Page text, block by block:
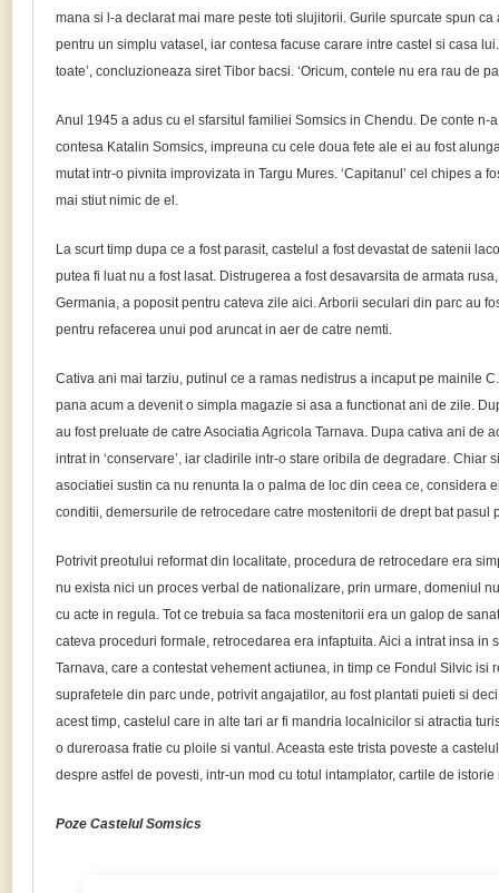
mana si l-a declarat mai mare peste toti slujitorii. Gurile spurcate spun
pentru un simplu vatasel, iar contesa facuse carare intre castel si casa
toate’, concluzioneaza siret Tibor bacsi. ‘Oricum, contele nu era rau de
Anul 1945 a adus cu el sfarsitul familiei Somsics in Chendu. De conte n-
contesa Katalin Somsics, impreuna cu cele doua fete ale ei au fost
mutat intr-o pivnita improvizata in Targu Mures. ‘Capitanul’ cel chipes a
mai stiut nimic de el.
La scurt timp dupa ce a fost parasit, castelul a fost devastat de satenii
putea fi luat nu a fost lasat. Distrugerea a fost desavarsita de armata
Germania, a poposit pentru cateva zile aici. Arborii seculari din parc au
pentru refacerea unui pod aruncat in aer de catre nemti.
Cativa ani mai tarziu, putinul ce a ramas nedistrus a incaput pe mainile
pana acum a devenit o simpla magazie si asa a functionat ani de zile.
au fost preluate de catre Asociatia Agricola Tarnava. Dupa cativa ani de
intrat in ‘conservare’, iar cladirile intr-o stare oribila de degradare. Chiar
asociatiei sustin ca nu renunta la o palma de loc din ceea ce, considera
conditii, demersurile de retrocedare catre mostenitorii de drept bat pasul
Potrivit preotului reformat din localitate, procedura de retrocedare era
nu exista nici un proces verbal de nationalizare, prin urmare, domeniul
cu acte in regula. Tot ce trebuia sa faca mostenitorii era un galop de
cateva proceduri formale, retrocedarea era infaptuita. Aici a intrat insa in
Tarnava, care a contestat vehement actiunea, in timp ce Fondul Silvic isi
suprafetele din parc unde, potrivit angajatilor, au fost plantati puieti si
acest timp, castelul care in alte tari ar fi mandria localnicilor si atractia
o dureroasa fratie cu ploile si vantul. Aceasta este trista poveste a
despre astfel de povesti, intr-un mod cu totul intamplator, cartile de
Poze Castelul Somsics